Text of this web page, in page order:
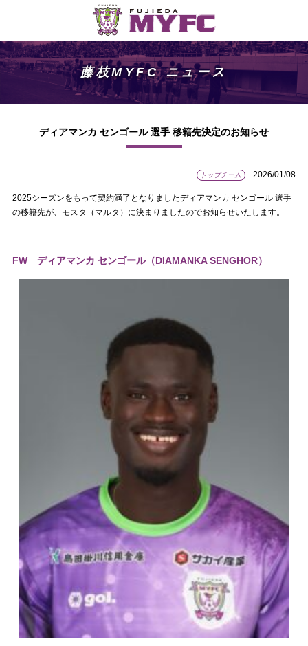
藤枝MYFC ニュース
ディアマンカ センゴール 選手 移籍先決定のお知らせ
トップチーム 2026/01/08
2025シーズンをもって契約満了となりましたディアマンカ センゴール 選手
の移籍先が、モスタ（マルタ）に決まりましたのでお知らせいたします。
FW ディアマンカ センゴール（DIAMANKA SENGHOR）